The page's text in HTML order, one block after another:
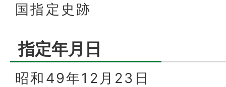
国指定史跡
指定年月日
昭和49年12月23日